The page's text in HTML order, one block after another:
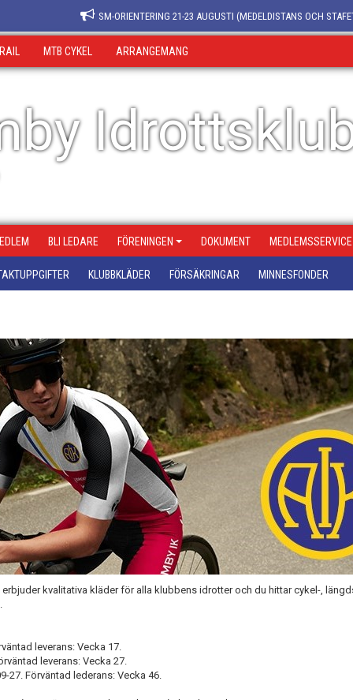
SM-ORIENTERING 21-23 AUGUSTI (MEDELDISTANS OCH
MTB CYKEL ARRANGEMANG
BLI LEDARE FÖRENINGEN DOKUMENT MEDLEMSSERVICE
KLUBBKLÄDER FÖRSÄKRINGAR MINNESFONDER
kvalitativa kläder för alla klubbens idrotter och du hittar cykel-,
leverans: Vecka 17.
leverans: Vecka 27.
27. Förväntad lederans: Vecka 46.